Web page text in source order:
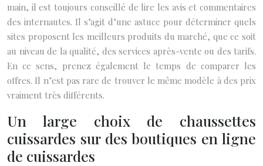
main, il est toujours conseillé de lire les avis et commentaires
des internautes. Il s’agit d’une astuce pour déterminer quels
sites proposent les meilleurs produits du marché, que ce soit
au niveau de la qualité, des services après-vente ou des tarifs.
En ce sens, prenez également le temps de comparer les
offres. Il n’est pas rare de trouver le même modèle à des prix
vraiment très différents.
Un large choix de chaussettes
cuissardes sur des boutiques en ligne
de cuissardes